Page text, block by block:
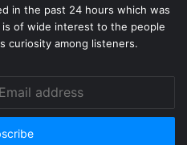
in the past 24 hours which was
of wide interest to the people
curiosity among listeners.